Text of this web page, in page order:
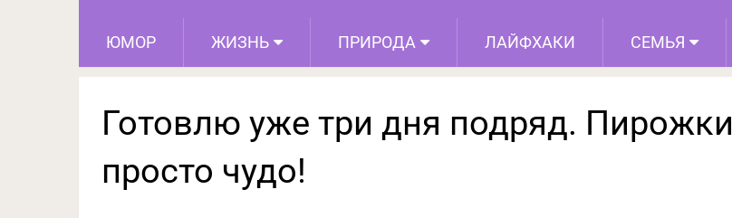
ЮМОР ЖИЗНЬ ПРИРОДА ЛАЙФХАКИ СЕМЬЯ
Готовлю уже три дня подряд. Пирожки
просто чудо!